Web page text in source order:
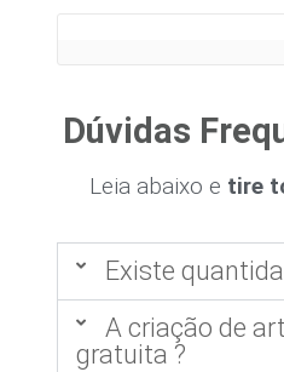
Dúvidas
Leia abaixo e tire
Existe
A criação de
gratuita ?